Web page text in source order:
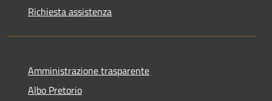
Richiesta assistenza
Amministrazione trasparente
Albo Pretorio